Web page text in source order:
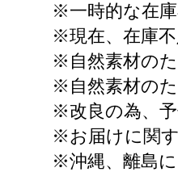
※一時的な在
※現在、在庫不
※自然素材の
※自然素材の
※改良の為、
※お届けに関
※沖縄、離島